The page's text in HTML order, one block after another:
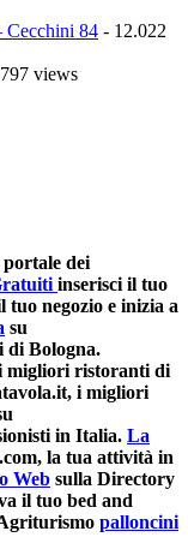
Cecchini 84 - 12.022
views
dei
inserisci il tuo
tuo negozio e inizia a
su
di Bologna.
migliori ristoranti di
i migliori
in Italia. La
la tua attività in
Web sulla Directory
il tuo bed and
palloncini